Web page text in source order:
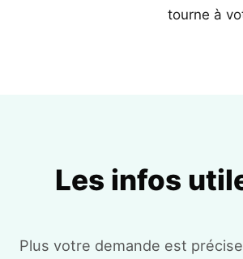
tourne à
Les infos
Plus votre demande est